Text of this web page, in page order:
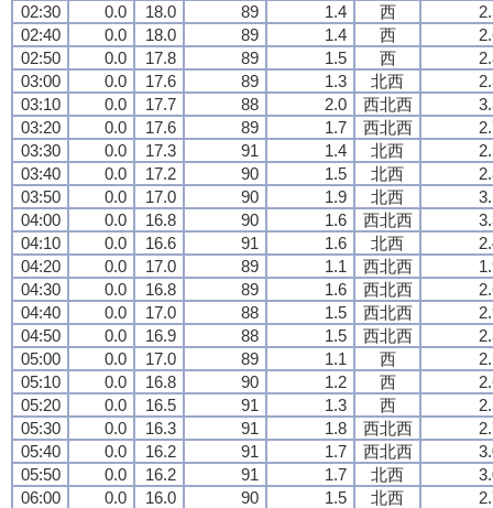
02:30
0.0 18.0 89 1.4 西
02:40
0.0 18.0 89 1.4 西
02:50
0.0 17.8 89 1.5 西
03:00
0.0 17.6 89 1.3 北西
03:10
0.0 17.7 88 2.0 西北西
03:20
0.0 17.6 89 1.7 西北西
03:30
0.0 17.3 91 1.4 北西
03:40
0.0 17.2 90 1.5 北西
03:50
0.0 17.0 90 1.9 北西
04:00
0.0 16.8 90 1.6 西北西
04:10
0.0 16.6 91 1.6 北西
04:20
0.0 17.0 89 1.1 西北西
04:30
0.0 16.8 89 1.6 西北西
04:40
0.0 17.0 88 1.5 西北西
04:50
0.0 16.9 88 1.5 西北西
05:00
0.0 17.0 89 1.1 西
05:10
0.0 16.8 90 1.2 西
05:20
0.0 16.5 91 1.3 西
05:30
0.0 16.3 91 1.8 西北西
05:40
0.0 16.2 91 1.7 西北西
05:50
0.0 16.2 91 1.7 北西
06:00
0.0 16.0 90 1.5 北西